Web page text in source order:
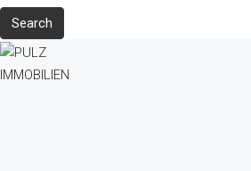
Search